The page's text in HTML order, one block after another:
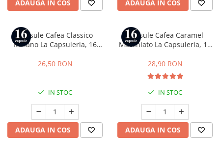
ADAUGA IN COS ADAUGA IN COS
Capsule Cafea Classico
Italiano La Capsuleria, 16
Gusto
26,50 RON
IN STOC
ADAUGA IN COS
Capsule Cafea Caramel
Macchiato La Capsuleria, 16
Gusto
28,90 RON
IN STOC
ADAUGA IN COS